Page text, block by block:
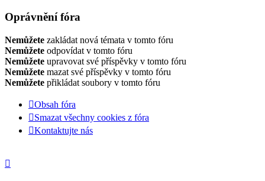
Oprávnění fóra
Nemůžete zakládat nová témata v tomto fóru
Nemůžete odpovídat v tomto fóru
Nemůžete upravovat své příspěvky v tomto fóru
Nemůžete mazat své příspěvky v tomto fóru
Nemůžete přikládat soubory v tomto fóru
Obsah fóra
Smazat všechny cookies z fóra
Kontaktujte nás